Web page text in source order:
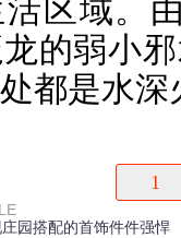
区域。
的弱小
都是水
1
园搭配的首饰件件强悍